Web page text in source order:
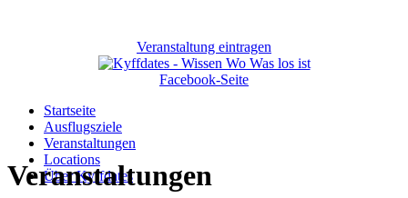
Veranstaltung eintragen
Facebook-Seite
Startseite
Ausflugsziele
Veranstaltungen
Locations
Über Kyffdates
Veranstaltungen